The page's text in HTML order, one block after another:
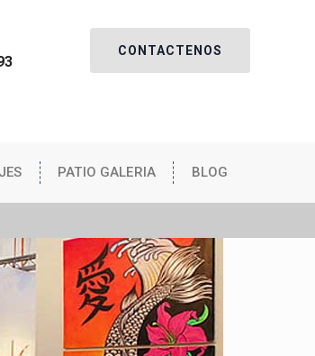
CONTACTENOS
PATIO GALERIA BLOG